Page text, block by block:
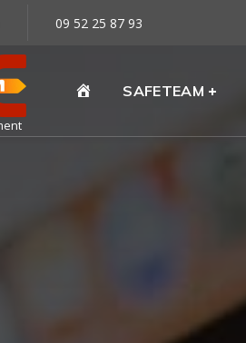
09 52 25 87 93
AccueilSAFETEAM